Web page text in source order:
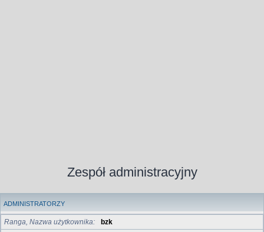
Zespół administracyjny
ADMINISTRATORZY
Ranga, Nazwa użytkownika
bzk